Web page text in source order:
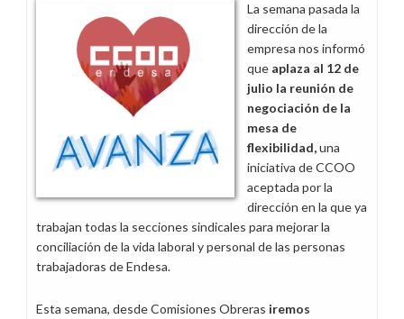
La semana pasada la
dirección de la
empresa nos informó
que aplaza al 12 de
julio la reunión de
negociación de la
mesa de
flexibilidad,una
iniciativa de CCOO
aceptada por la
dirección en la que ya
trabajan todas la secciones sindicales para mejorar la
conciliación de la vida laboral y personal de las personas
trabajadoras de Endesa.
Esta semana, desde Comisiones Obreras iremos